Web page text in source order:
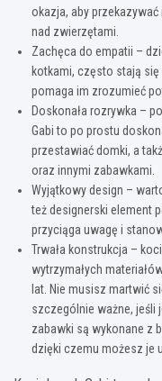
okazja, aby
nad zwierzętami.
Zachęca do empatii –
kotkami, często stają
pomaga im zrozumieć
Doskonała rozrywka –
Gabi to po prostu
przestawiać domki, a
oraz innymi zabawkami.
Wyjątkowy design –
też designerski element
przyciąga uwagę i
Trwała konstrukcja –
wytrzymałych
lat. Nie musisz martwić
szczególnie ważne, jeśli
zabawki są wykonane z
dzięki czemu możesz je